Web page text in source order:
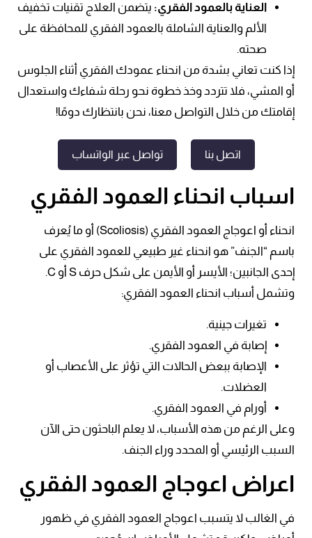
العناية بالعمود الفقري: يتضمن العلاج تقنيات تخفيف
الألم والعناية الشاملة بالعمود الفقري للمحافظة على
صحته.
إذا كنت تعاني بشدة من انحناء عمودك الفقري أثناء الجلوس
أو المشي، فلا تتردد وخذ خطوة نحو رحلة شفاءك واستعدال
إقامتك من خلال التواصل معنا، نحن بانتظارك دومًا!
اتصل بنا تواصل عبر الواتساب
اسباب انحناء العمود الفقري
انحناء أو اعوجاج العمود الفقري (Scoliosis) أو ما يُعرف
باسم “الجنف” هو انحناء غير طبيعي للعمود الفقري على
إحدى الجانبين؛ الأيسر أو الأيمن على شكل حرف S أو C.
وتشمل أسباب انحناء العمود الفقري:
تغيرات جينية.
إصابة في العمود الفقري.
الإصابة ببعض الحالات التي تؤثر على الأعصاب أو
العضلات.
أورام في العمود الفقري.
وعلى الرغم من هذه الأسباب، لا يعلم الباحثون حتى الآن
السبب الرئيسي أو المحدد وراء الجنف.
اعراض اعوجاج العمود الفقري
في الغالب لا يتسبب اعوجاج العمود الفقري في ظهور